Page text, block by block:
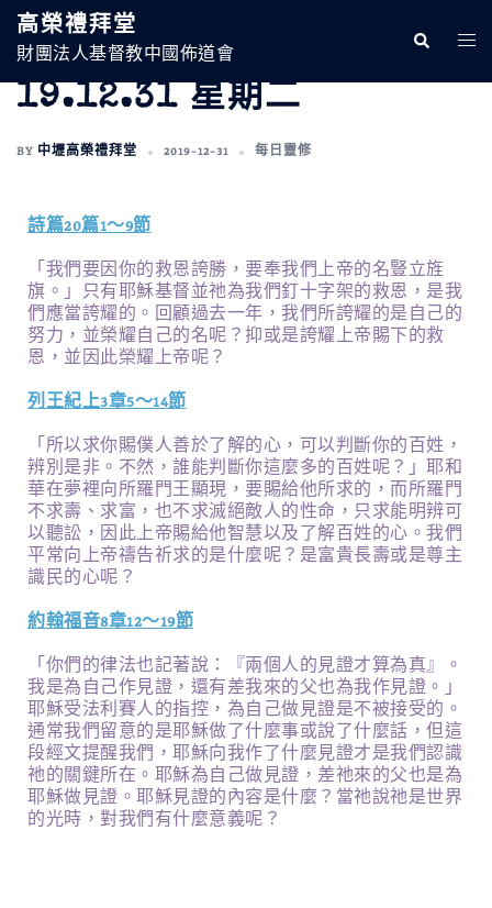
高榮禮拜堂
財團法人基督教中國佈道會
19.12.31 星期二
BY 中壢高榮禮拜堂 2019-12-31 每日靈修
詩篇20篇1～9節
「我們要因你的救恩誇勝，要奉我們上帝的名豎立旌
旗。」只有耶穌基督並祂為我們釘十字架的救恩，是我
們應當誇耀的。回顧過去一年，我們所誇耀的是自己的
努力，並榮耀自己的名呢？抑或是誇耀上帝賜下的救
恩，並因此榮耀上帝呢？
列王紀上3章5～14節
「所以求你賜僕人善於了解的心，可以判斷你的百姓，
辨別是非。不然，誰能判斷你這麼多的百姓呢？」耶和
華在夢裡向所羅門王顯現，要賜給他所求的，而所羅門
不求壽、求富，也不求滅絕敵人的性命，只求能明辨可
以聽訟，因此上帝賜給他智慧以及了解百姓的心。我們
平常向上帝禱告祈求的是什麼呢？是富貴長壽或是尊主
識民的心呢？
約翰福音8章12～19節
「你們的律法也記著說：『兩個人的見證才算為真』。
我是為自己作見證，還有差我來的父也為我作見證。」
耶穌受法利賽人的指控，為自己做見證是不被接受的。
通常我們留意的是耶穌做了什麼事或說了什麼話，但這
段經文提醒我們，耶穌向我作了什麼見證才是我們認識
祂的關鍵所在。耶穌為自己做見證，差祂來的父也是為
耶穌做見證。耶穌見證的內容是什麼？當祂說祂是世界
的光時，對我們有什麼意義呢？